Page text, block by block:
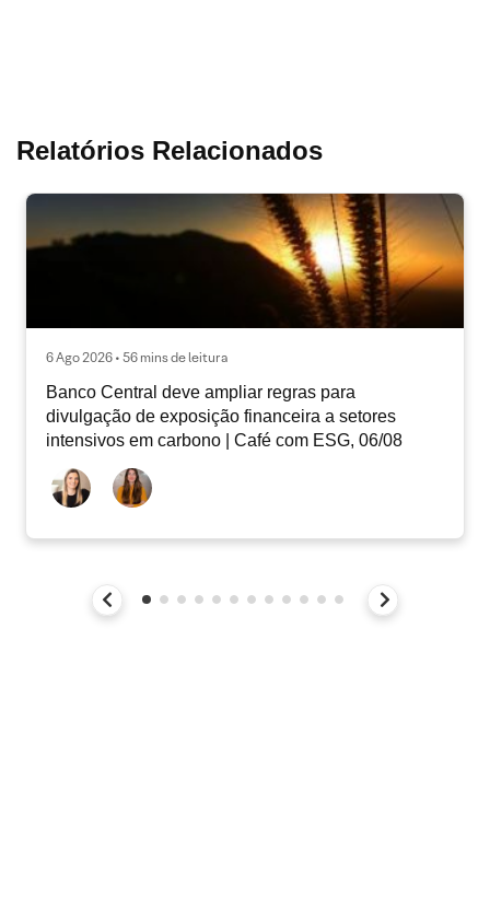
Relatórios Relacionados
6 Ago 2026 • 56 mins de leitura
Banco Central deve ampliar regras para
divulgação de exposição financeira a setores
intensivos em carbono | Café com ESG, 06/08